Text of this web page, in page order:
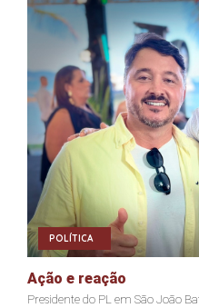
POLÍTICA
Ação e reação
Presidente do PL em São João